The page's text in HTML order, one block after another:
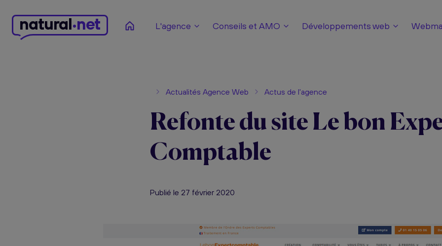
natural net L'agence Conseils et AMO Développements web
Actualités Agence Web Actus de l'agence
Refonte du site Le bon
Comptable
Publié le 27 février 2020